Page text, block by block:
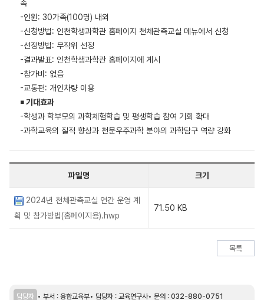
족
-인원: 30가족(100명) 내외
-신청방법: 인천학생과학관 홈페이지 천체관측교실 메뉴에서 신청
-선정방법: 무작위 선정
-결과발표: 인천학생과학관 홈페이지에 게시
-참가비: 없음
-교통편: 개인차량 이용
￭기대효과
-학생과 학부모의 과학체험학습 및 평생학습 참여 기회 확대
-과학교육의 질적 향상과 천문우주과학 분야의 과학탐구 역량 강화
파일명 크기
2024년 천체관측교실 연간 운영 계
획 및 참가방법(홈페이지용).hwp
71.50 KB
목록
담당자 부서 : 융합교육부 담당자 : 교육연구사 문의 : 032-880-0751